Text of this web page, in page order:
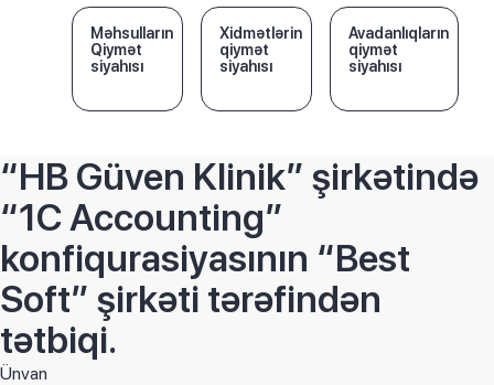
Məhsulların
Qiymət
siyahısı
Xidmətlərin
qiymət
siyahısı
Avadanlıqların
qiymət
siyahısı
“HB Güven Klinik” şirkətində
“1C Accounting”
konfiqurasiyasının “Best
Soft” şirkəti tərəfindən
tətbiqi.
Ünvan